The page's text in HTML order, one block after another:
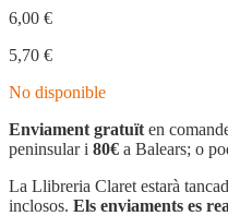
6,00 €
5,70 €
No disponible
Enviament gratuït en
peninsular i 80€ a Balears; o
La Llibreria Claret estarà
inclosos. Els enviaments es